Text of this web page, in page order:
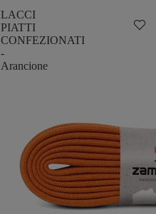
LACCI
PIATTI
CONFEZIONATI
-
Arancione